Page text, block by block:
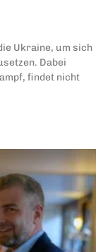
Ukraine, um sich
Dabei
findet nicht